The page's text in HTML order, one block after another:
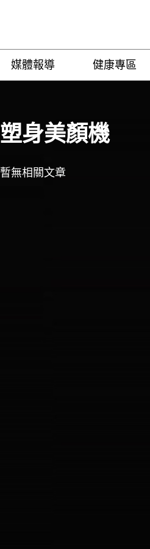
媒體報導 健康專區
塑身美顏機
暫無相關文章